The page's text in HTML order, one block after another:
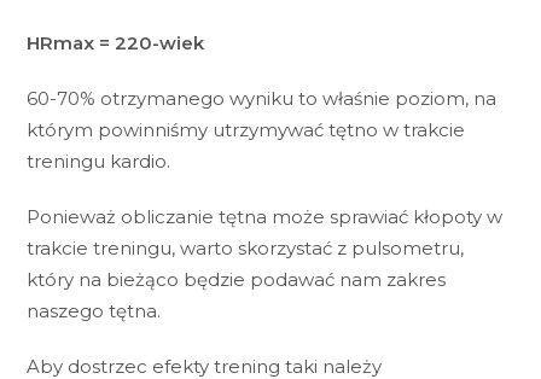
HRmax = 220-wiek
60-70% otrzymanego wyniku to właśnie poziom, na
którym powinniśmy utrzymywać tętno w trakcie
treningu kardio.
Ponieważ obliczanie tętna może sprawiać kłopoty w
trakcie treningu, warto skorzystać z pulsometru,
który na bieżąco będzie podawać nam zakres
naszego tętna.
Aby dostrzec efekty trening taki należy